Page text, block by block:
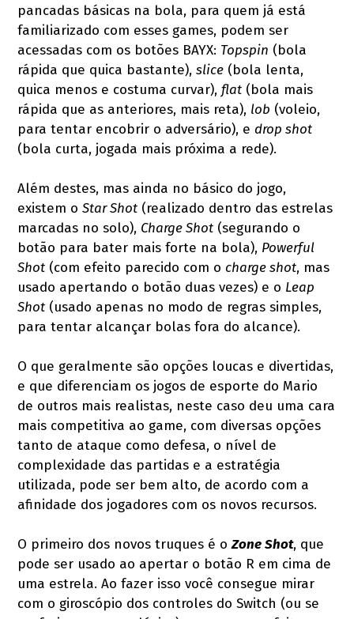
pancadas básicas na bola, para quem já está
familiarizado com esses games, podem ser
acessadas com os botões BAYX: Topspin (bola
rápida que quica bastante),slice (bola lenta,
quica menos e costuma curvar),flat (bola mais
rápida que as anteriores, mais reta), lob (voleio,
para tentar encobrir o adversário), edrop shot
(bola curta, jogada mais próxima a rede).
Além destes, mas ainda no básico do jogo,
existem oStar Shot (realizado dentro das estrelas
marcadas no solo), Charge Shot (segurando o
botão para bater mais forte na bola), Powerful
Shot (com efeito parecido com o charge shot, mas
usado apertando o botão duas vezes) e o Leap
Shot (usado apenas no modo de regras simples,
para tentar alcançar bolas fora do alcance).
O que geralmente são opções loucas e divertidas,
e que diferenciam os jogos de esporte do Mario
de outros mais realistas, neste caso deu uma cara
mais competitiva ao game, com diversas opções
tanto de ataque como defesa, o nível de
complexidade das partidas e a estratégia
utilizada, pode ser bem alto, de acordo com a
afinidade dos jogadores com os novos recursos.
O primeiro dos novos truques é oZone Shot, que
pode ser usado ao apertar o botão R em cima de
uma estrela. Ao fazer isso você consegue mirar
com o giroscópio dos controles do Switch (ou se